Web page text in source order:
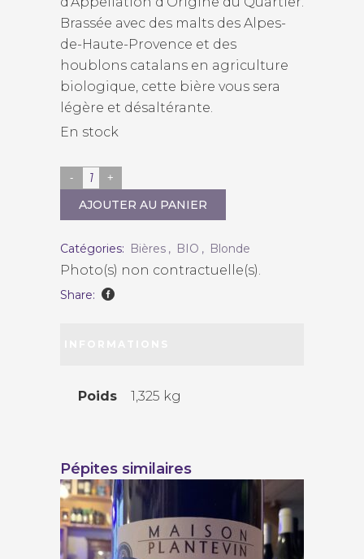
Brassée avec des malts des Alpes-
de-Haute-Provence et des
houblons catalans en agriculture
biologique, cette bière vous sera
légère et désaltérante.
En stock
Brasserie
la
Plaine
"Blonde"
quantity
AJOUTER AU PANIER
Catégories: Bières , BIO , Blonde
Photo(s) non contractuelle(s).
Share:
Poids 1,325 kg
Pépites similaires